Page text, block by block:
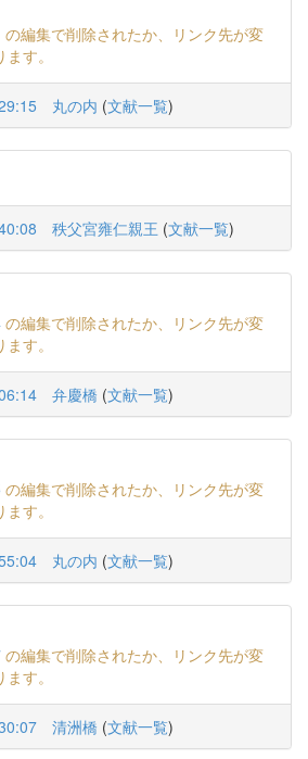
の編集で削除されたか、リンク先が変
す。
丸の内 (文献一覧)
秩父宮雍仁親王 (文献一覧)
の編集で削除されたか、リンク先が変
す。
弁慶橋 (文献一覧)
の編集で削除されたか、リンク先が変
す。
丸の内 (文献一覧)
の編集で削除されたか、リンク先が変
す。
清洲橋 (文献一覧)